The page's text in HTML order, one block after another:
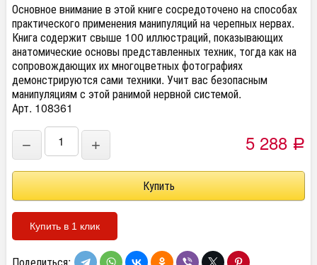
Основное внимание в этой книге сосредоточено на способах
практического применения манипуляций на черепных нервах.
Книга содержит свыше 100 иллюстраций, показывающих
анатомические основы представленных техник, тогда как на
сопровождающих их многоцветных фотографиях
демонстрируются сами техники. Учит вас безопасным
манипуляциям с этой ранимой нервной системой.
Арт. 108361
− + 5 288 Р
Купить в 1 клик